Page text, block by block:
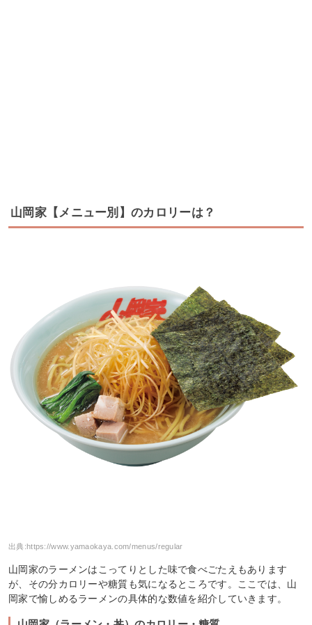
山岡家【メニュー別】のカロリーは？
出典:https://www.yamaokaya.com/menus/regular
山岡家のラーメンはこってりとした味で食べごたえもあります
が、その分カロリーや糖質も気になるところです。ここでは、山
岡家で愉しめるラーメンの具体的な数値を紹介していきます。